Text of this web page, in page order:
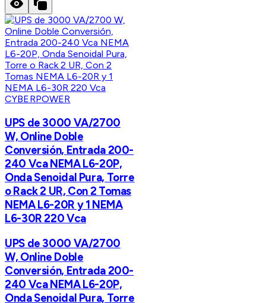
CYBERPOWER
UPS de 3000 VA/2700
W, Online Doble
Conversión, Entrada 200-
240 Vca NEMA L6-20P,
Onda Senoidal Pura, Torre
o Rack 2 UR, Con 2 Tomas
NEMA L6-20R y 1 NEMA
L6-30R 220 Vca
UPS de 3000 VA/2700
W, Online Doble
Conversión, Entrada 200-
240 Vca NEMA L6-20P,
Onda Senoidal Pura, Torre